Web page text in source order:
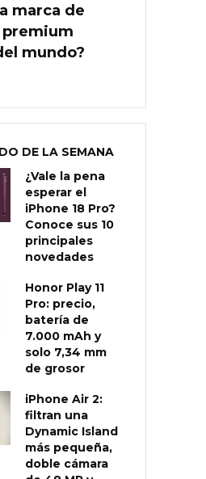
marca de
premium
mundo?
DE LA SEMANA
¿Vale la pena
esperar el
iPhone 18 Pro?
Conoce sus 10
principales
novedades
Honor Play 11
Pro: precio,
batería de
7.000 mAh y
solo 7,34 mm
de grosor
iPhone Air 2:
filtran una
Dynamic Island
más pequeña,
doble cámara